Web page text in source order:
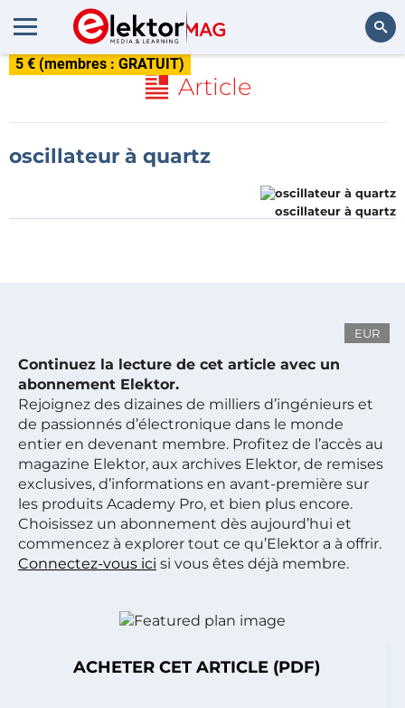
5 € (membres : GRATUIT)
Article
oscillateur à quartz
oscillateur à quartz
EUR
Continuez la lecture de cet article avec un
abonnement Elektor.
Rejoignez des dizaines de milliers d’ingénieurs et
de passionnés d’électronique dans le monde
entier en devenant membre. Profitez de l’accès au
magazine Elektor, aux archives Elektor, de remises
exclusives, d’informations en avant-première sur
les produits Academy Pro, et bien plus encore.
Choisissez un abonnement dès aujourd’hui et
commencez à explorer tout ce qu’Elektor a à offrir.
Connectez-vous ici si vous êtes déjà membre.
ACHETER CET ARTICLE (PDF)